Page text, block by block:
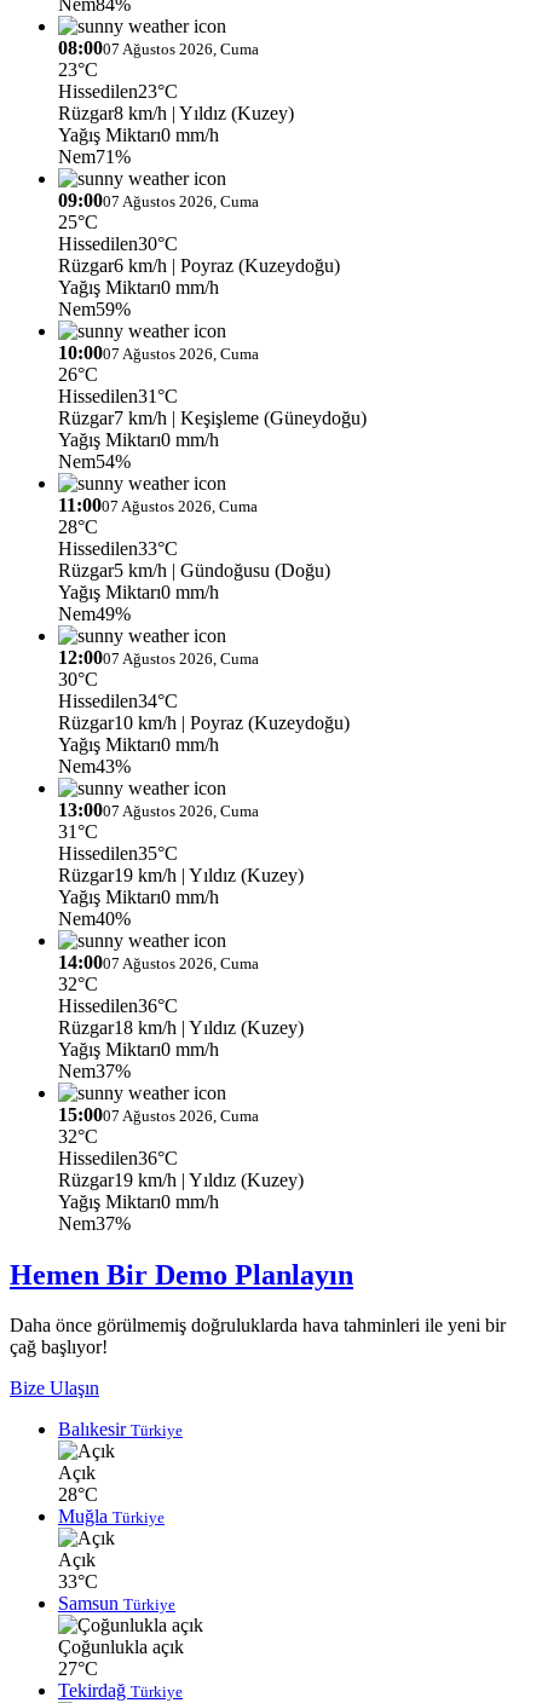
08:0007 Ağustos 2026, Cuma
23°C
Hissedilen23°C
Rüzgar8 km/h | Yıldız (Kuzey)
Yağış Miktarı0 mm/h
Nem71%
09:0007 Ağustos 2026, Cuma
25°C
Hissedilen30°C
Rüzgar6 km/h | Poyraz (Kuzeydoğu)
Yağış Miktarı0 mm/h
Nem59%
10:0007 Ağustos 2026, Cuma
26°C
Hissedilen31°C
Rüzgar7 km/h | Keşişleme (Güneydoğu)
Yağış Miktarı0 mm/h
Nem54%
11:0007 Ağustos 2026, Cuma
28°C
Hissedilen33°C
Rüzgar5 km/h | Gündoğusu (Doğu)
Yağış Miktarı0 mm/h
Nem49%
12:0007 Ağustos 2026, Cuma
30°C
Hissedilen34°C
Rüzgar10 km/h | Poyraz (Kuzeydoğu)
Yağış Miktarı0 mm/h
Nem43%
13:0007 Ağustos 2026, Cuma
31°C
Hissedilen35°C
Rüzgar19 km/h | Yıldız (Kuzey)
Yağış Miktarı0 mm/h
Nem40%
14:0007 Ağustos 2026, Cuma
32°C
Hissedilen36°C
Rüzgar18 km/h | Yıldız (Kuzey)
Yağış Miktarı0 mm/h
Nem37%
15:0007 Ağustos 2026, Cuma
32°C
Hissedilen36°C
Rüzgar19 km/h | Yıldız (Kuzey)
Yağış Miktarı0 mm/h
Nem37%
Hemen Bir Demo Planlayın
Daha önce görülmemiş doğruluklarda hava tahminleri ile yeni bir
çağ başlıyor!
Bize Ulaşın
Balıkesir Türkiye
Açık
28°C
Muğla Türkiye
Açık
33°C
Samsun Türkiye
Çoğunlukla açık
27°C
Tekirdağ Türkiye